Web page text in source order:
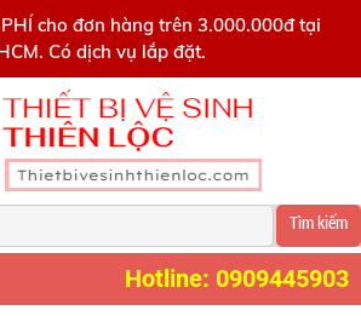
cho đơn hàng trên 3.000.000đ tại
Có dịch vụ lắp đặt.
Tìm kiếm
Hotline: 0909445903